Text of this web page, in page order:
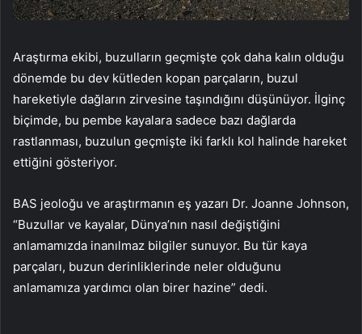
Araştırma ekibi, buzulların geçmişte çok daha kalın olduğu
dönemde bu dev kütleden kopan parçaların, buzul
hareketiyle dağların zirvesine taşındığını düşünüyor. İlginç
biçimde, bu pembe kayalara sadece bazı dağlarda
rastlanması, buzulun geçmişte iki farklı kol halinde hareket
ettiğini gösteriyor.
BAS jeoloğu ve araştırmanın eş yazarı Dr. Joanne Johnson,
“Buzullar ve kayalar, Dünya’nın nasıl değiştiğini
anlamamızda inanılmaz bilgiler sunuyor. Bu tür kaya
parçaları, buzun derinliklerinde neler olduğunu
anlamamıza yardımcı olan birer hazine” dedi.